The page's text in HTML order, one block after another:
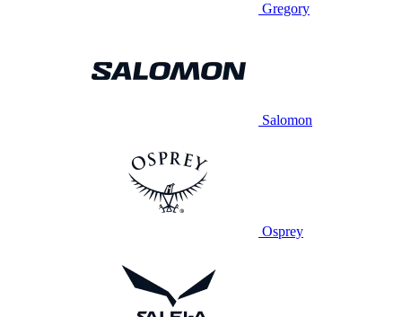
Gregory
Salomon
Osprey